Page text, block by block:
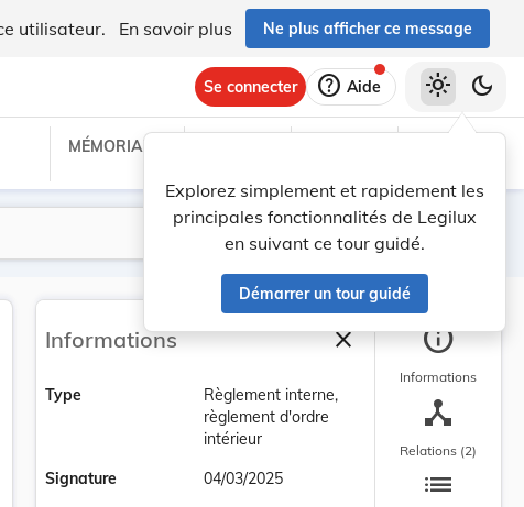
utilisateur. En savoir plus Ne plus afficher ce message
Se connecter help Aide
Explorez simplement et rapidement les
principales fonctionnalités de Legilux
en suivant ce tour guidé.
Démarrer un tour guidé
light_mode dark_mode
MÉMORIAL C
Lancer la recherche
Filtres
Informations closeFermer la barre
Type
Règlement interne,
règlement d'ordre
intérieur
Signature
04/03/2025
info
Informations
device_hub
Relations (2)
list